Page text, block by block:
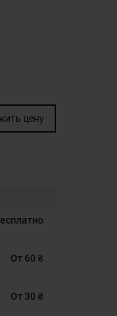
цену
От 60 ₴
От 30 ₴